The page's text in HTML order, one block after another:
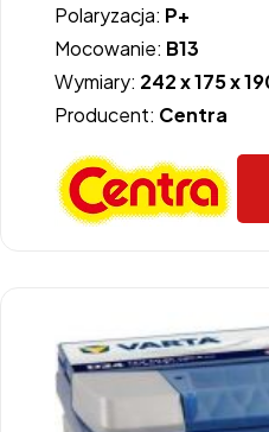
Polaryzacja: P+
Mocowanie: B13
Wymiary: 242 x 175 x
Producent: Centra